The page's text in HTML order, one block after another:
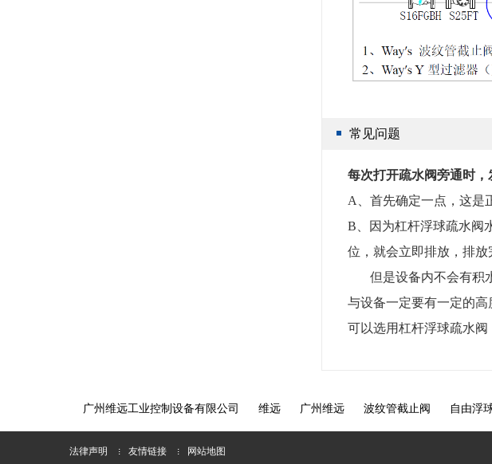
常见问题
每次打开疏水阀旁通时
A
、首先确定一点，这是
B 、因为杠杆浮球疏水
位，就会立即排放，排放
但是设备内不会有积
与设备一定要有一定的
可以选用杠杆浮球疏水阀
广州维远工业控制设备有限公司 维远 广州维远 波纹管截止阀 自由浮
法律声明 友情链接 网站地图